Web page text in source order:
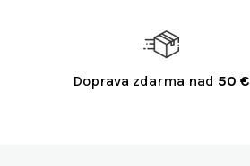
Doprava zdarma nad 50 €